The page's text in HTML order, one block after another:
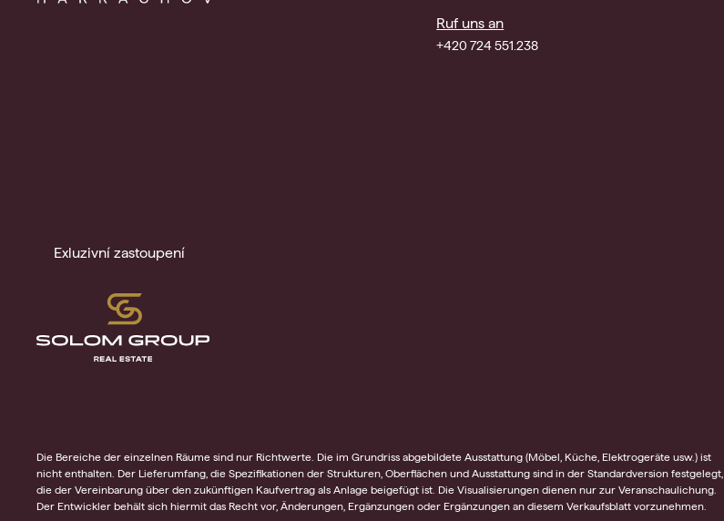
Ruf uns an
+420 724 551.238
Exluzivní zastoupení
Die Bereiche der einzelnen Räume sind nur Richtwerte. Die im Grundriss abgebildete Ausstattung (Möbel, Küche, Elektrogeräte usw.) ist
nicht enthalten. Der Lieferumfang, die Spezifikationen der Strukturen, Oberflächen und Ausstattung sind in der Standardversion festgelegt,
die der Vereinbarung über den zukünftigen Kaufvertrag als Anlage beigefügt ist. Die Visualisierungen dienen nur zur Veranschaulichung.
Der Entwickler behält sich hiermit das Recht vor, Änderungen, Ergänzungen oder Ergänzungen an diesem Verkaufsblatt vorzunehmen.